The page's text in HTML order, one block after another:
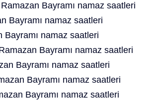
Bayramı namaz saatleri
Bayramı namaz saatleri
Bayramı namaz saatleri
Bayramı namaz saatleri
Bayramı namaz saatleri
Bayramı namaz saatleri
Bayramı namaz saatleri